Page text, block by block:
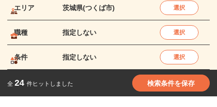
エリア 茨城県(つくば市) 選択
職種 指定しない 選択
条件 指定しない 選択
全 24 件ヒットしました 検索条件を保存